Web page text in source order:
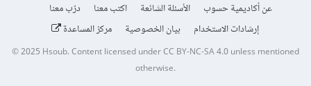
عن أكاديمية حسوب الأسئلة الشائعة اكتب معنا
درّب معنا
إرشادات الاستخدام
بيان الخصوصية مركز المساعدة
© 2025Hsoub.Content licensed underCC BY-NC-SA 4.0unless mentioned
otherwise.